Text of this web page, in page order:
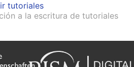
tutoriales
a la escritura de tutoriales